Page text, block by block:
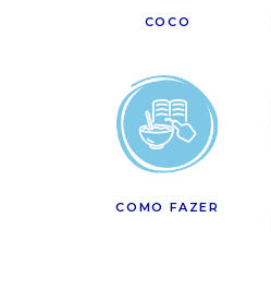
COCO
COMO FAZER